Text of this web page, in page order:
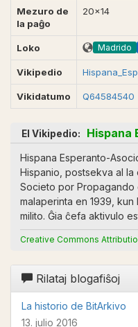
numero.
seslingva
Redondo
en GEBAA
Esperanto.
Mezuro de
la paĝo
20x14
Loko Madrido
Vikipedio
Vikidatumo Q64584540
El Vikipedio: Hispana
Hispana Esperanto-
Hispanio, postsekva al la
Societo por Propagando
malaperinta en 1939,
milito. Ĝia ĉefa aktivulo
Creative Commons
Rilataj blogafiŝoj
La historio de BitArkivo
13. julio 2016